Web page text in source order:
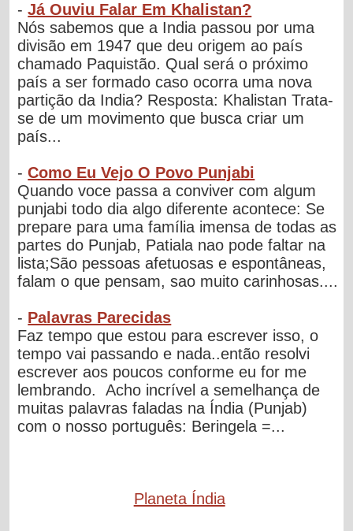
-Já Ouviu Falar Em Khalistan?
Nós sabemos que a India passou por uma
divisão em 1947 que deu origem ao país
chamado Paquistão. Qual será o próximo
país a ser formado caso ocorra uma nova
partição da India? Resposta: Khalistan Trata-
se de um movimento que busca criar um
país...
-Como Eu Vejo O Povo Punjabi
Quando voce passa a conviver com algum
punjabi todo dia algo diferente acontece: Se
prepare para uma família imensa de todas as
partes do Punjab, Patiala nao pode faltar na
lista;São pessoas afetuosas e espontâneas,
falam o que pensam, sao muito carinhosas....
- Palavras Parecidas
Faz tempo que estou para escrever isso, o
tempo vai passando e nada..então resolvi
escrever aos poucos conforme eu for me
lembrando. Acho incrível a semelhança de
muitas palavras faladas na Índia (Punjab)
com o nosso português: Beringela =...
Planeta Índia